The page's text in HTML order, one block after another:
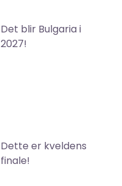
Det blir Bulgaria i
2027!
Dette er kveldens
finale!